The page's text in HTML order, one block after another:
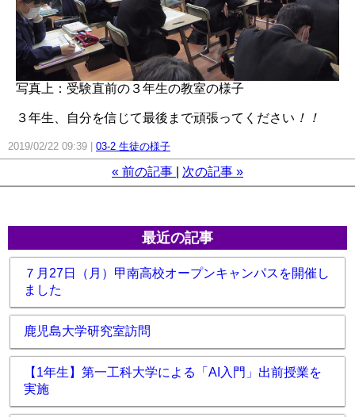
写真上：受験直前の３年生の教室の様子
３年生、自分を信じて最後まで頑張ってください ！！
2019/02/22 09:39 03-2 生徒の様子
« 前の記事 次の記事 »
最近の記事
７月27日（月）甲南高校オープンキャンパスを開催し
ました
鹿児島大学研究室訪問
【1年生】第一工科大学による「AI入門」出前授業を
実施